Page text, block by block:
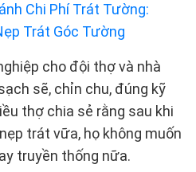
Chi Phí Trát Tường:
Trát Góc Tường
cho đội thợ và nhà
sẽ, chỉn chu, đúng kỹ
thợ chia sẻ rằng sau khi
trát vữa, họ không muốn
truyền thống nữa.